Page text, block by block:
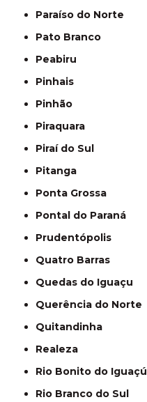
Paraíso do Norte
Pato Branco
Peabiru
Pinhais
Pinhão
Piraquara
Piraí do Sul
Pitanga
Ponta Grossa
Pontal do Paraná
Prudentópolis
Quatro Barras
Quedas do Iguaçu
Querência do Norte
Quitandinha
Realeza
Rio Bonito do Iguaçú
Rio Branco do Sul